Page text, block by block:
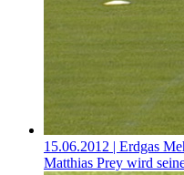
15.06.2012 | Erdgas
Matthias Prey wird